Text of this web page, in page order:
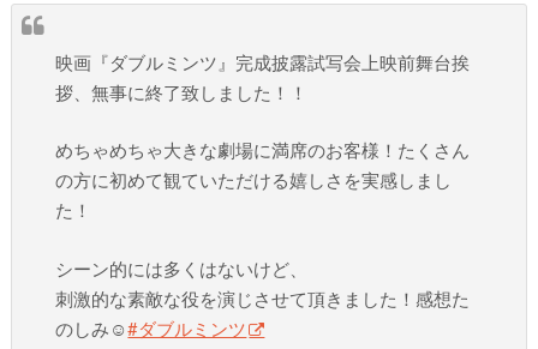
映画『ダブルミンツ』完成披露試写会上映前舞台挨
拶、無事に終了致しました！！
めちゃめちゃ大きな劇場に満席のお客様！たくさん
の方に初めて観ていただける嬉しさを実感しまし
た！
シーン的には多くはないけど、
刺激的な素敵な役を演じさせて頂きました！感想た
のしみ☺️#ダブルミンツ